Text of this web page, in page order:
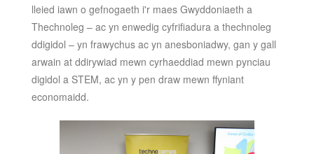
lleied iawn o gefnogaeth i'r maes Gwyddoniaeth a
Thechnoleg – ac yn enwedig cyfrifiadura a thechnoleg
ddigidol – yn frawychus ac yn anesboniadwy, gan y gall
arwain at ddirywiad mewn cyrhaeddiad mewn pynciau
digidol a STEM, ac yn y pen draw mewn ffyniant
economaidd.